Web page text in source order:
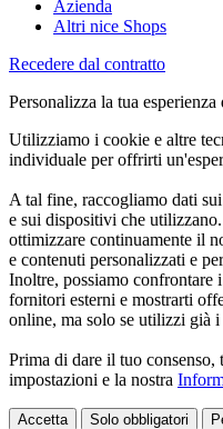
Azienda
Altri nice Shops
Recedere dal contratto
Personalizza la tua
Utilizziamo i cookie e altre
individuale per offrirti
A tal fine, raccogliamo dati
e sui dispositivi che
ottimizzare continuamente il
e contenuti personalizzati e
Inoltre, possiamo
fornitori esterni e mostrarti
online, ma solo se utilizzi già
Prima di dare il tuo
impostazioni e la nostra
Accetta Solo obbligatori